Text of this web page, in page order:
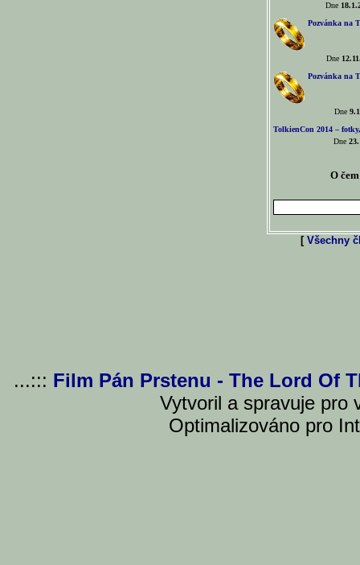
Dne
Pozvánka na
Dne
Pozvánka na
Dne
TolkienCon 2014 –
Dne
O
[ Všechny
...::: Film Pán Prstenu - The Lord Of
Vytvoril a spravuje pro
Optimalizováno pro